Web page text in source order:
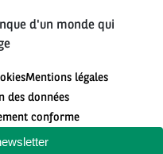
d'un monde qui
Mentions légales
des données
conforme